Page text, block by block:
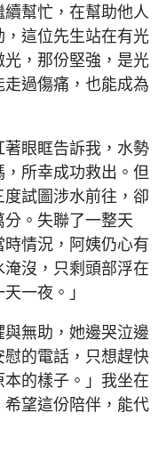
幫忙，在幫助他人
這位先生站在有光
，那份堅強，是光
過傷痛，也能成為
眼眶告訴我，水勢
所幸成功救出。但
試圖涉水前往，卻
。失聯了一整天
情況，阿姨仍心有
沒，只剩頭部浮在
一夜。」
無助，她邊哭泣邊
的電話，只想趕快
的樣子。」我坐在
望這份陪伴，能代